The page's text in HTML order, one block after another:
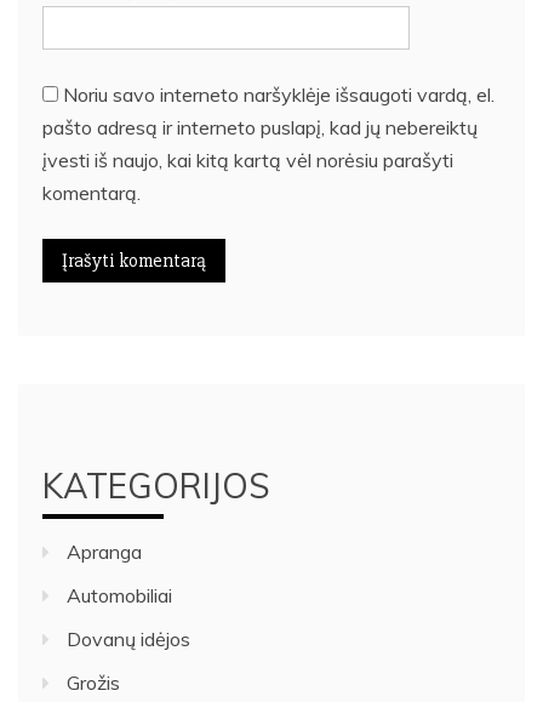
Noriu savo interneto naršyklėje išsaugoti vardą, el.
pašto adresą ir interneto puslapį, kad jų nebereiktų
įvesti iš naujo, kai kitą kartą vėl norėsiu parašyti
komentarą.
KATEGORIJOS
Apranga
Automobiliai
Dovanų idėjos
Grožis